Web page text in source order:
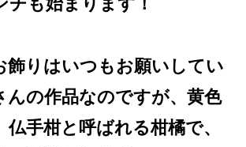
飾りはいつもお願いしてい
んの作品なのですが、黄色
仏手柑と呼ばれる柑橘で、